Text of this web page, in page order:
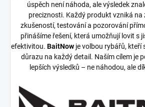
úspěch není náhoda, ale výsledek
preciznosti. Každý produkt vzniká na
zkušeností, testování a pozorování
přinášíme řešení, která umožňují lovit s
efektivitou. BaitNowje volbou rybářů, kteří
důrazu na každý detail. Naším cílem je
lepších výsledků – ne náhodou, ale